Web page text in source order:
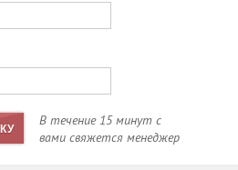
В течение 15 минут с
вами свяжется менеджер